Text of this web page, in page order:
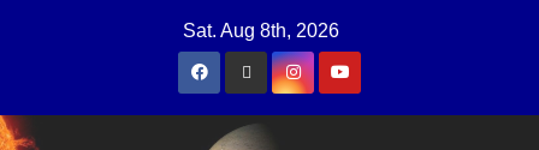
Sat. Aug 8th, 2026